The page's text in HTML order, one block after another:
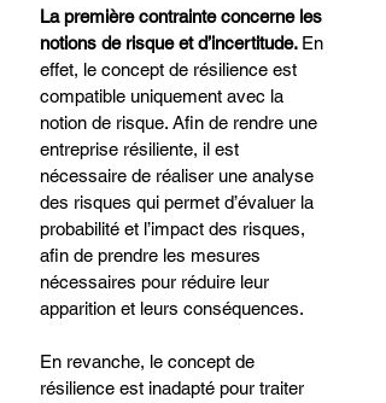
La première contrainte concerne les
notions de risque et d’incertitude. En
effet, le concept de résilience est
compatible uniquement avec la
notion de risque. Afin de rendre une
entreprise résiliente, il est
nécessaire de réaliser une analyse
des risques qui permet d’évaluer la
probabilité et l’impact des risques,
afin de prendre les mesures
nécessaires pour réduire leur
apparition et leurs conséquences.
En revanche, le concept de
résilience est inadapté pour traiter